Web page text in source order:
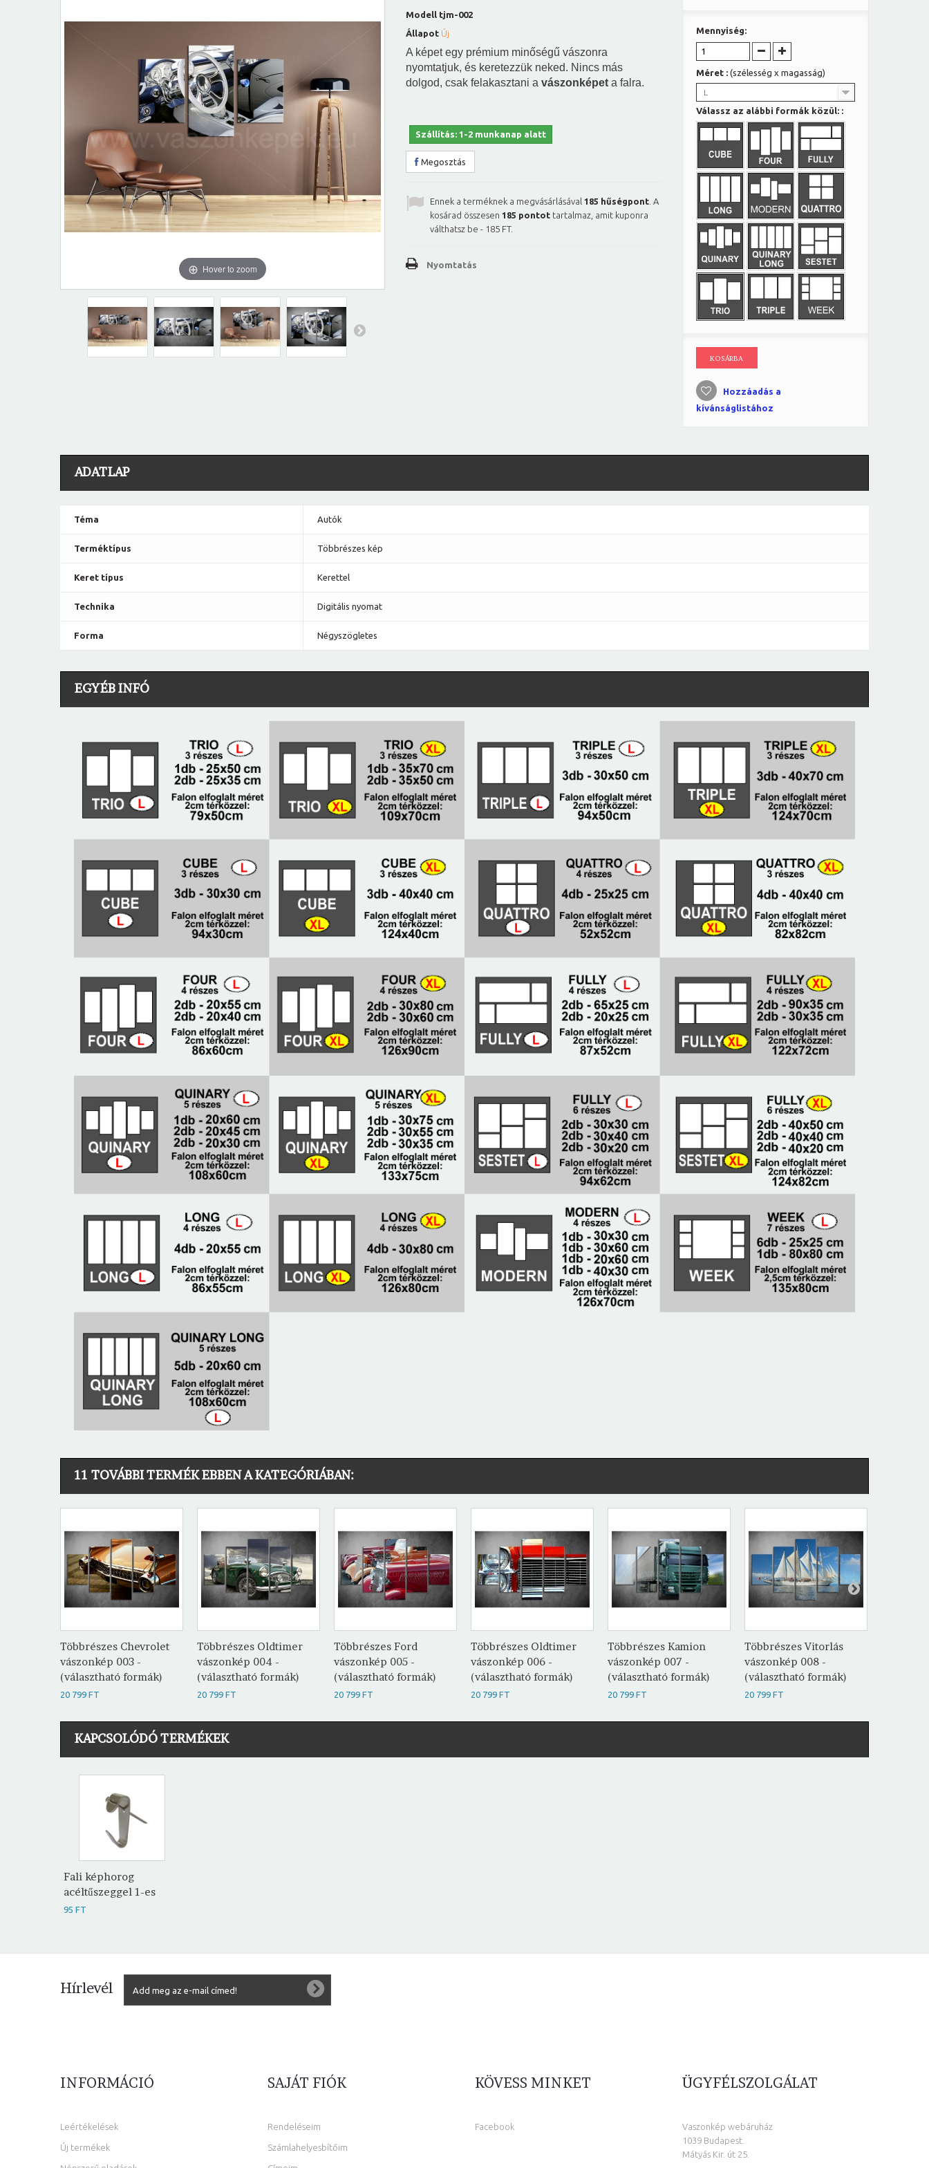
Hover to zoom
Modell tjm-002
Állapot Új
A képet egy prémium minőségű vászonra
nyomtatjuk, és keretezzük neked. Nincs más
dolgod, csak felakasztani a vászonképet a falra.
Szállítás: 1-2 munkanap alatt
Megosztás
Ennek a terméknek a megvásárlásával 185 hűségpont . A
kosárad összesen 185 pontot tartalmaz, amit kuponra
válthatsz be - 185 FT.
Nyomtatás
Mennyiség:
Méret : (szélesség x magasság)
L
Válassz az alábbi formák közül: :
KOSÁRBA
Hozzáadás a
kívánságlistához
ADATLAP
Téma Autók
Terméktípus Többrészes kép
Keret típus Kerettel
Technika Digitális nyomat
Forma Négyszögletes
EGYÉB INFÓ
11 TOVÁBBI TERMÉK EBBEN A KATEGÓRIÁBAN:
Többrészes Chevrolet
vászonkép 003 -
(választható formák)
20 799 FT
Többrészes Oldtimer
vászonkép 004 -
(választható formák)
20 799 FT
Többrészes Ford
vászonkép 005 -
(választható formák)
20 799 FT
Többrészes Oldtimer
vászonkép 006 -
(választható formák)
20 799 FT
Többrészes Kamion
vászonkép 007 -
(választható formák)
20 799 FT
Többrészes Vitorlás
vászonkép 008 -
(választható formák)
20 799 FT
KAPCSOLÓDÓ TERMÉKEK
Fali képhorog
acéltűszeggel 1-es
95 FT
Hírlevél
INFORMÁCIÓ
Leértékelések
Új termékek
SAJÁT FIÓK
Rendeléseim
Számlahelyesbítőim
KÖVESS MINKET
Facebook
ÜGYFÉLSZOLGÁLAT
Vaszonkép webáruház
1039 Budapest.
Mátyás Kir. út 25.